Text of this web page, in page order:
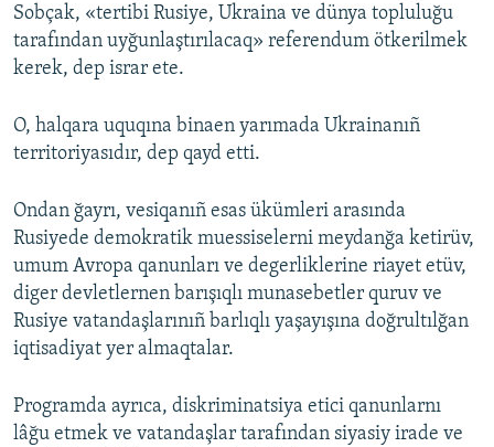
Sobçak, «tertibi Rusiye, Ukraina ve dünya topluluğu
tarafından uyğunlaştırılacaq» referendum ötkerilmek
kerek, dep israr ete.
O, halqara uquqına binaen yarımada Ukrainanıñ
territoriyasıdır, dep qayd etti.
Ondan ğayrı, vesiqanıñ esas ükümleri arasında
Rusiyede demokratik muessiselerni meydanğa ketirüv,
umum Avropa qanunları ve degerliklerine riayet etüv,
diger devletlernen barışıqlı munasebetler quruv ve
Rusiye vatandaşlarınıñ barlıqlı yaşayışına doğrultılğan
iqtisadiyat yer almaqtalar.
Programda ayrıca, diskriminatsiya etici qanunlarnı
lâğu etmek ve vatandaşlar tarafından siyasiy irade ve